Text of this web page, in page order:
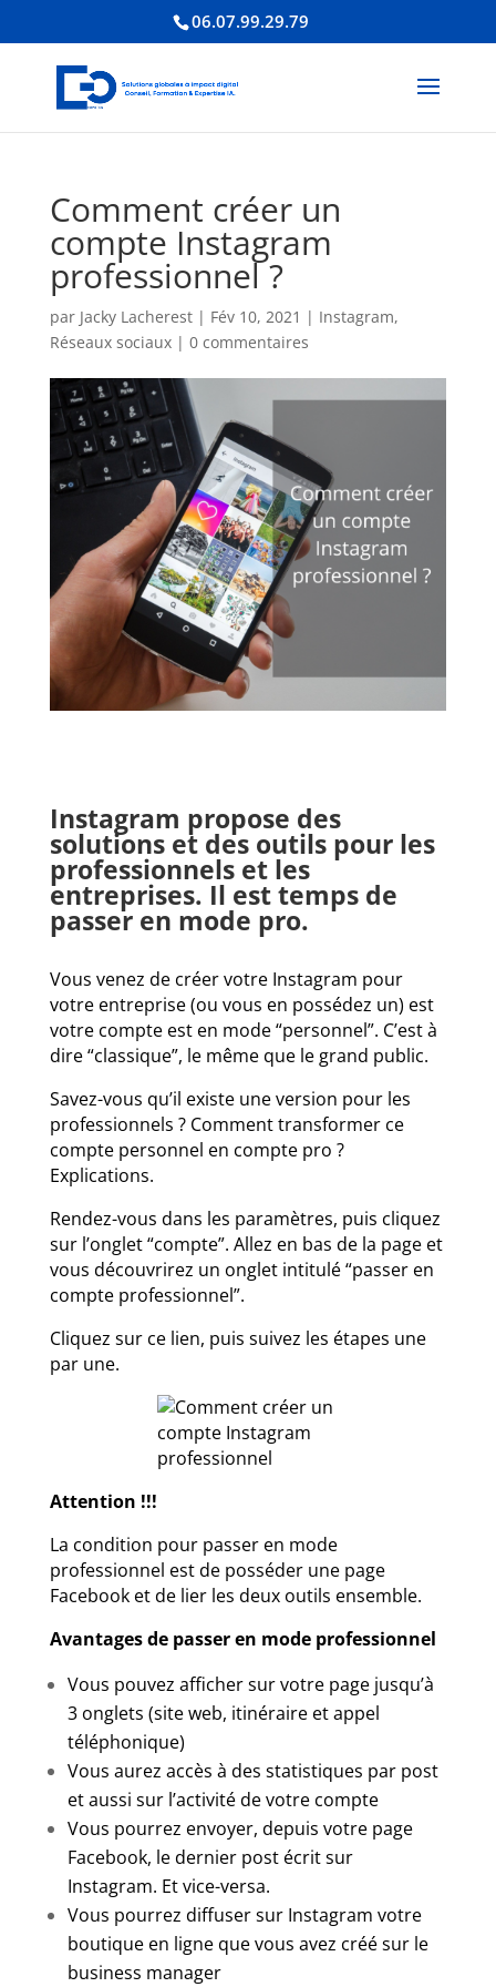
06.07.99.29.79
Comment créer un
compte Instagram
professionnel ?
par Jacky Lacherest| Fév 10, 2021 | Instagram,
Réseaux sociaux| 0 commentaires
Instagram propose des
solutions et des outils pour les
professionnels et les
entreprises. Il est temps de
passer en mode pro.
Vous venez de créer votre Instagram pour
votre entreprise (ou vous en possédez un) est
votre compte est en mode “personnel”. C’est à
dire “classique”, le même que le grand public.
Savez-vous qu’il existe une version pour les
professionnels ? Comment transformer ce
compte personnel en compte pro ?
Explications.
Rendez-vous dans les paramètres, puis cliquez
sur l’onglet “compte”. Allez en bas de la page et
vous découvrirez un onglet intitulé “passer en
compte professionnel”.
Cliquez sur ce lien, puis suivez les étapes une
par une.
Attention !!!
La condition pour passer en mode
professionnel est de posséder une page
Facebook et de lier les deux outils ensemble.
Avantages de passer en mode professionnel
Vous pouvez afficher sur votre page jusqu’à
3 onglets (site web, itinéraire et appel
téléphonique)
Vous aurez accès à des statistiques par post
et aussi sur l’activité de votre compte
Vous pourrez envoyer, depuis votre page
Facebook, le dernier post écrit sur
Instagram. Et vice-versa.
Vous pourrez diffuser sur Instagram votre
boutique en ligne que vous avez créé sur le
business manager